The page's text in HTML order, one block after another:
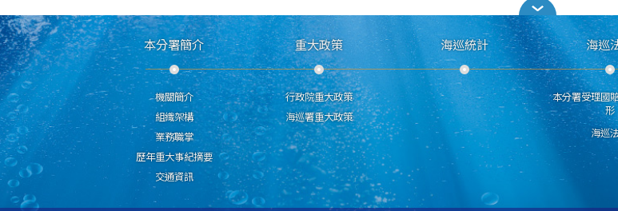
本分署簡介
機關簡介
組織架構
業務職掌
歷年重大事紀摘要
交通資訊
重大政策
行政院重大政策
海巡署重大政策
海巡統計 海巡
本分署受理國
形
海巡